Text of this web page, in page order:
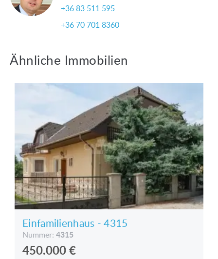
+36 83 511 595
+36 70 701 8360
Ähnliche Immobilien
Einfamilienhaus - 4315
Nummer: 4315
450.000€